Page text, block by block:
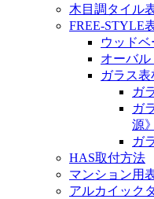
木目調タイル
FREE-STYLE
ウッド
オーバ
ガラス表
ガ
ガ
源》
ガ
HAS取付方法
マンション用
アルカイック